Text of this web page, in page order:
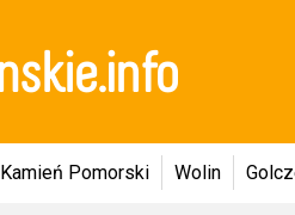
Kamień Pomorski Wolin